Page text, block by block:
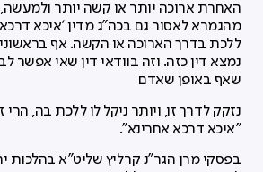
האחרת ארוכה יותר או קשה יותר ולמעשה,
מהגמרא לאסור גם בכה"ג מדין 'איכא דרכא
ללכת בדרך הארוכה או הקשה. אף
נמצא דין כזה. וזה בוודאי דין שאי אפשר
שאף באופן שאדם
נזקק לדרך זו, ויותר ניקל לו ללכת בה, הרי
"איכא דרכא אחרינא".
בפסקי מרן הגר"נ קרליץ שליט"א בהלכות